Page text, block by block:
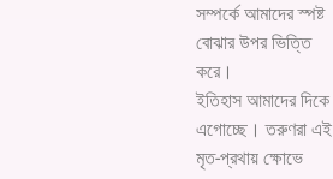
সম্পর্কে আমাদের স্পষ্ট
বোঝার উপর ভিত্তি
করে।
ইতিহাস আমাদের দিকে
এগোচ্ছে। তরুণরা এই
মৃত-প্রথায় ক্ষোভে